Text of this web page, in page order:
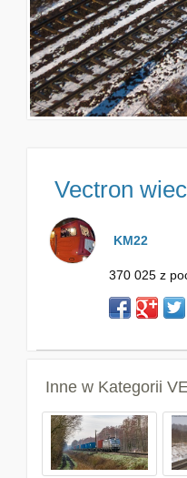
Vectron
KM22
370 025 z
Inne w Kategorii